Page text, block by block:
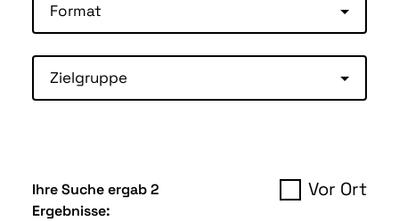
Format
Zielgruppe
Ihre Suche ergab 2
Ergebnisse:
Vor Ort